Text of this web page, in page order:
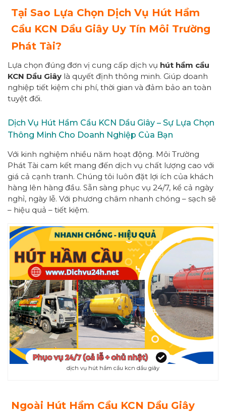
Tại Sao Lựa Chọn Dịch Vụ Hút Hầm
Cầu KCN Dầu Giây Uy Tín Môi Trường
Phát Tài?
Lựa chọn đúng đơn vị cung cấp dịch vụ hút hầm cầu
KCN Dầu Giây là quyết định thông minh. Giúp doanh
nghiệp tiết kiệm chi phí, thời gian và đảm bảo an toàn
tuyệt đối.
Dịch Vụ Hút Hầm Cầu KCN Dầu Giây – Sự Lựa Chọn
Thông Minh Cho Doanh Nghiệp Của Bạn
Với kinh nghiệm nhiều năm hoạt động. Môi Trường
Phát Tài cam kết mang đến dịch vụ chất lượng cao với
giá cả cạnh tranh. Chúng tôi luôn đặt lợi ích của khách
hàng lên hàng đầu. Sẵn sàng phục vụ 24/7, kể cả ngày
nghỉ, ngày lễ. Với phương châm nhanh chóng – sạch sẽ
– hiệu quả – tiết kiệm.
dịch vụ hút hầm cầu kcn dầu giây
Ngoài Hút Hầm Cầu KCN Dầu Giây